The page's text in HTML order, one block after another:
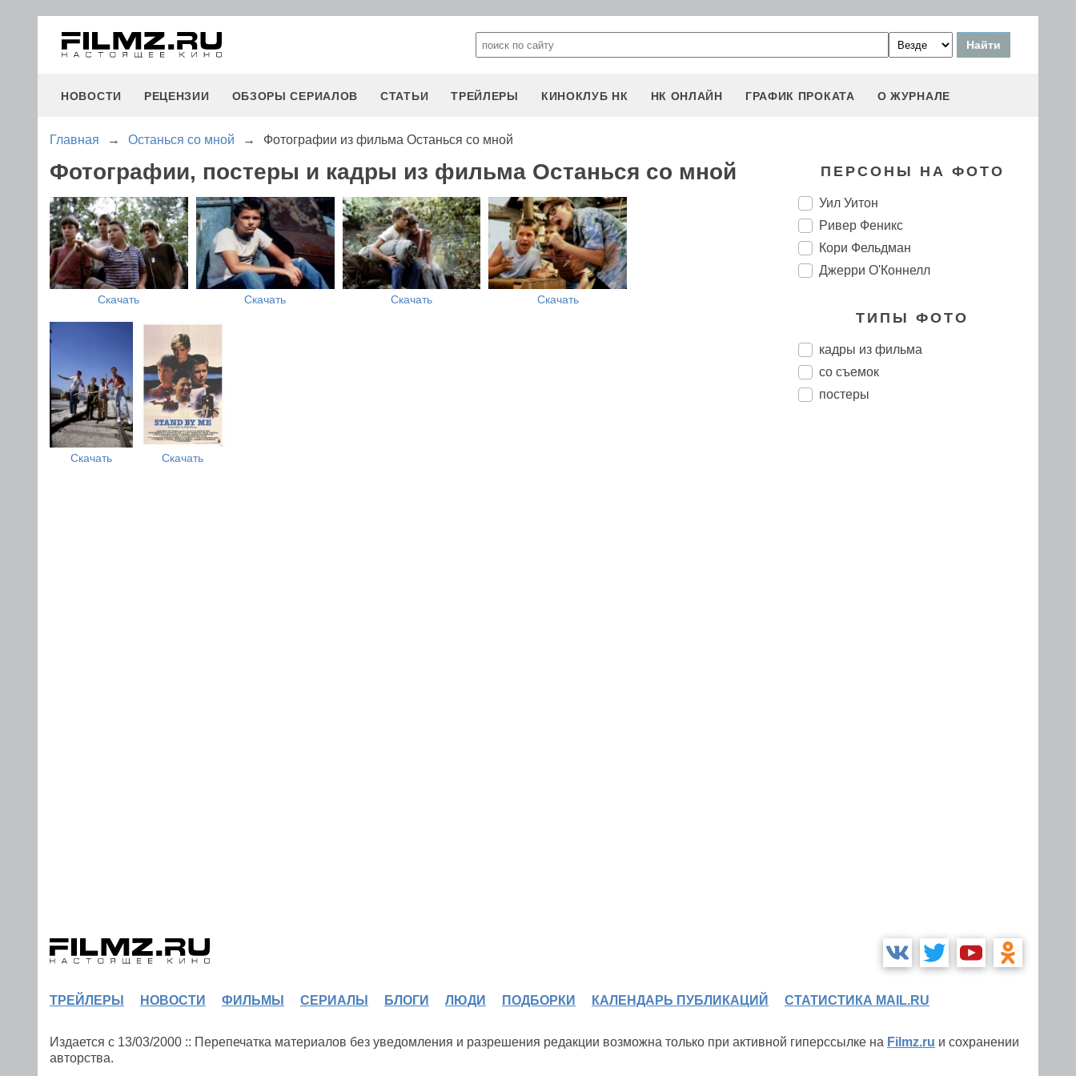
НОВОСТИ РЕЦЕНЗИИ ОБЗОРЫ СЕРИАЛОВ СТАТЬИ ТРЕЙЛЕРЫ КИНОКЛУБ НК НК ОНЛАЙН ГРАФИК ПРОКАТА О ЖУРНАЛЕ
Главная → Останься со мной → Фотографии из фильма Останься со мной
Фотографии, постеры и кадры из фильма Останься со мной
Скачать Скачать Скачать Скачать
Скачать Скачать
ПЕРСОНЫ НА ФОТО
Уил Уитон
Ривер Феникс
Кори Фельдман
Джерри О'Коннелл
ТИПЫ ФОТО
кадры из фильма
со съемок
постеры
ТРЕЙЛЕРЫ НОВОСТИ ФИЛЬМЫ СЕРИАЛЫ БЛОГИ ЛЮДИ ПОДБОРКИ КАЛЕНДАРЬ ПУБЛИКАЦИЙ СТАТИСТИКА MAIL.RU
Издается с 13/03/2000 :: Перепечатка материалов без уведомления и разрешения редакции возможна только при активной гиперссылке на Filmz.ru и сохранении
авторства.